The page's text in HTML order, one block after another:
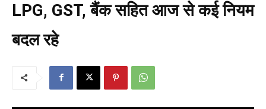
LPG, GST, बैंक सहित आज से कई नियम
बदल रहे